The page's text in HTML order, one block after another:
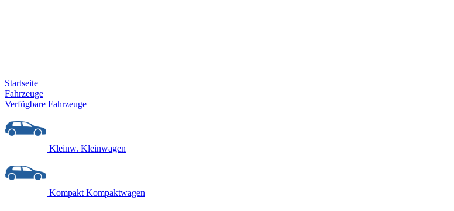
Startseite
Fahrzeuge
Verfügbare Fahrzeuge
Kleinw. Kleinwagen
Kompakt Kompaktwagen